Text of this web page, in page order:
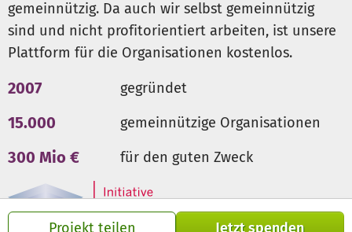
Projekt teilen Jetzt spenden
Saubere Toiletten und Waschmöglichkeiten sind die
Grundlage fürGesundheit, Würde und Lernen. Mit dem
sondern auch
attraktiver für Schulungen, Tagungen und
gesamte Dorfgemeinschaft.
gemeinnützig. Da auch wir selbst gemeinnützig
sind und nicht profitorientiert arbeiten, ist unsere
Plattform für die Organisationen kostenlos.
2007 gegründet
15.000 gemeinnützige Organisationen
300 Mio € für den guten Zweck